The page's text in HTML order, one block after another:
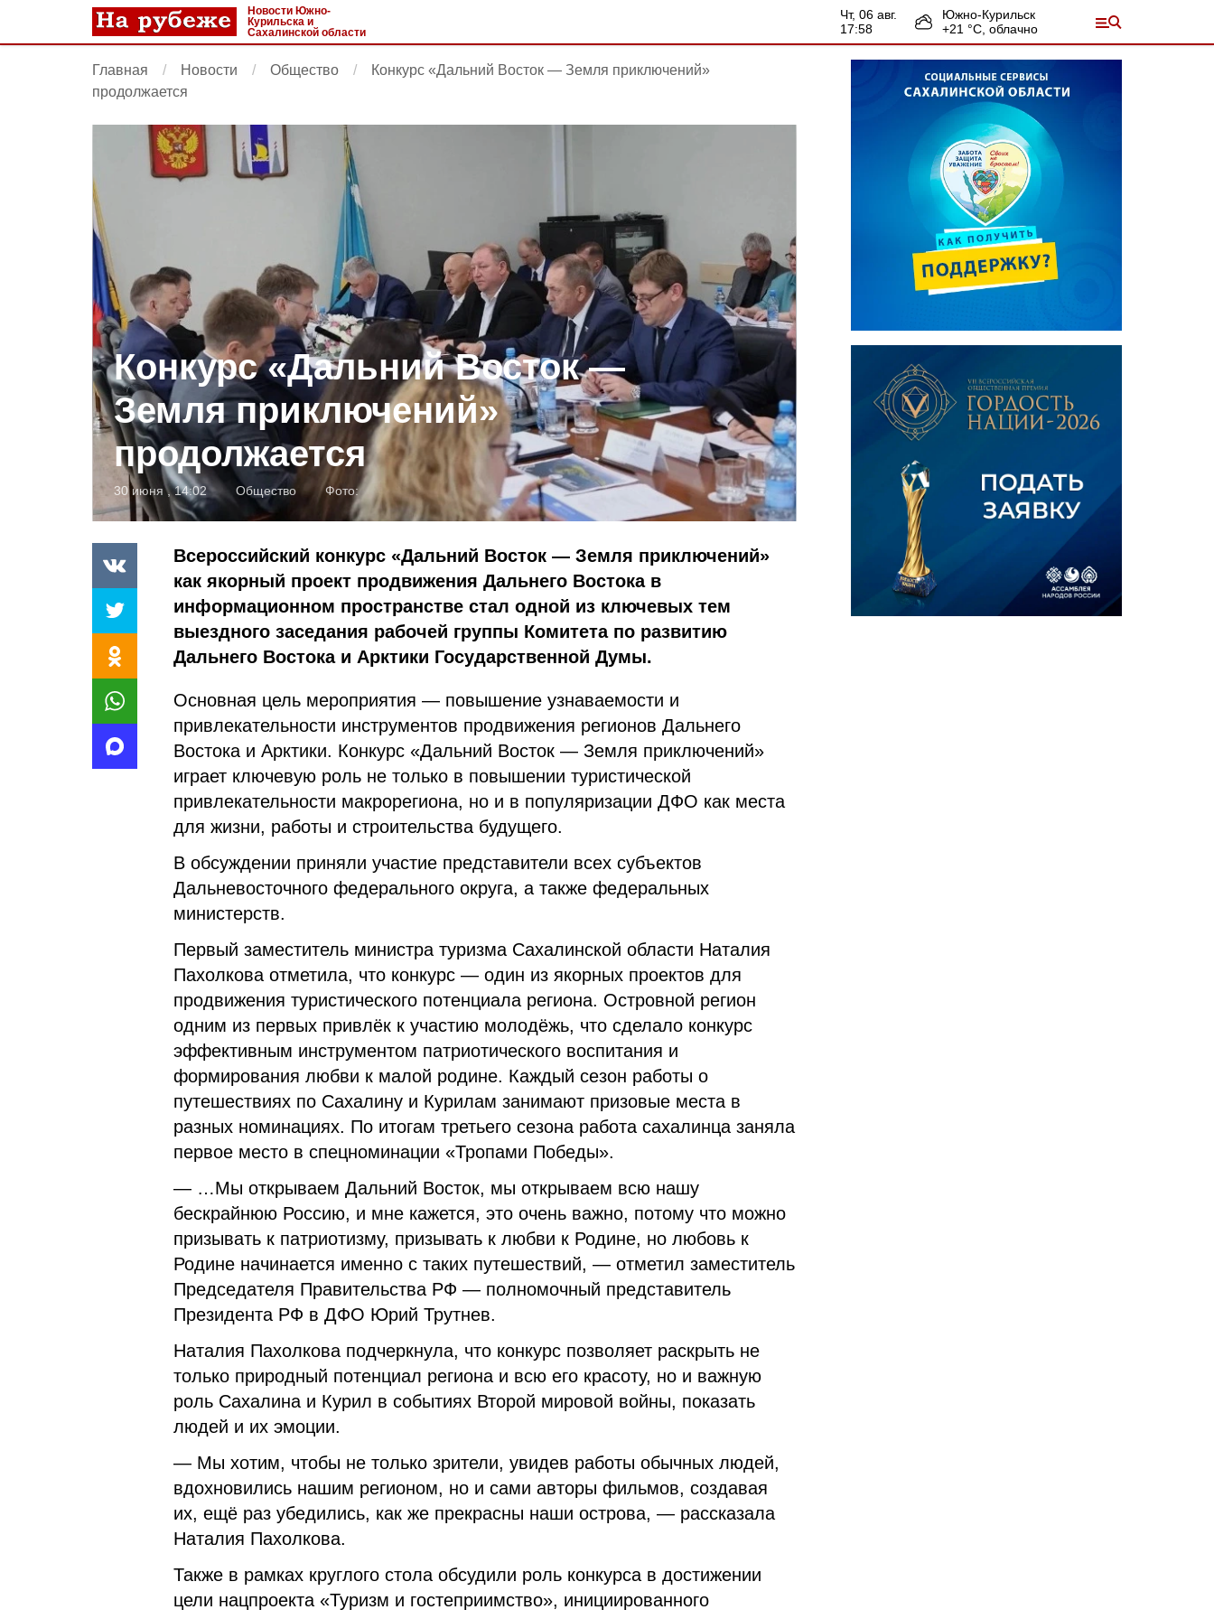
Новости Южно-
Курильска и
Сахалинской области
чт, 06 авг.
17:58
Южно-Курильск
+21 °С, облачно
Главная Новости Общество
Конкурс «Дальний Восток — Земля приключений»
продолжается
Конкурс «Дальний Восток —
Земля приключений»
продолжается
30 июня , 14:02 Общество Фото:
Всероссийский конкурс «Дальний Восток — Земля приключений»
как якорный проект продвижения Дальнего Востока в
информационном пространстве стал одной из ключевых тем
выездного заседания рабочей группы Комитета по развитию
Дальнего Востока и Арктики Государственной Думы.
Основная цель мероприятия — повышение узнаваемости и
привлекательности инструментов продвижения регионов Дальнего
Востока и Арктики. Конкурс «Дальний Восток — Земля приключений»
играет ключевую роль не только в повышении туристической
привлекательности макрорегиона, но и в популяризации ДФО как места
для жизни, работы и строительства будущего.
В обсуждении приняли участие представители всех субъектов
Дальневосточного федерального округа, а также федеральных
министерств.
Первый заместитель министра туризма Сахалинской области Наталия
Пахолкова отметила, что конкурс — один из якорных проектов для
продвижения туристического потенциала региона. Островной регион
одним из первых привлёк к участию молодёжь, что сделало конкурс
эффективным инструментом патриотического воспитания и
формирования любви к малой родине. Каждый сезон работы о
путешествиях по Сахалину и Курилам занимают призовые места в
разных номинациях. По итогам третьего сезона работа сахалинца заняла
первое место в спецноминации «Тропами Победы».
— …Мы открываем Дальний Восток, мы открываем всю нашу
бескрайнюю Россию, и мне кажется, это очень важно, потому что можно
призывать к патриотизму, призывать к любви к Родине, но любовь к
Родине начинается именно с таких путешествий, — отметил заместитель
Председателя Правительства РФ — полномочный представитель
Президента РФ в ДФО Юрий Трутнев.
Наталия Пахолкова подчеркнула, что конкурс позволяет раскрыть не
только природный потенциал региона и всю его красоту, но и важную
роль Сахалина и Курил в событиях Второй мировой войны, показать
людей и их эмоции.
— Мы хотим, чтобы не только зрители, увидев работы обычных людей,
вдохновились нашим регионом, но и сами авторы фильмов, создавая
их, ещё раз убедились, как же прекрасны наши острова, — рассказала
Наталия Пахолкова.
Также в рамках круглого стола обсудили роль конкурса в достижении
цели нацпроекта «Туризм и гостеприимство», инициированного